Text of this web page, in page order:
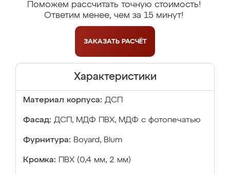
Поможем рассчитать точную стоимость!
Ответим менее, чем за 15 минут!
ЗАКАЗАТЬ РАСЧЁТ
Характеристики
Материал корпуса: ДСП
Фасад: ДСП, МДФ ПВХ, МДФ с фотопечатью
Фурнитура: Boyard, Blum
Кромка: ПВХ (0,4 мм, 2 мм)